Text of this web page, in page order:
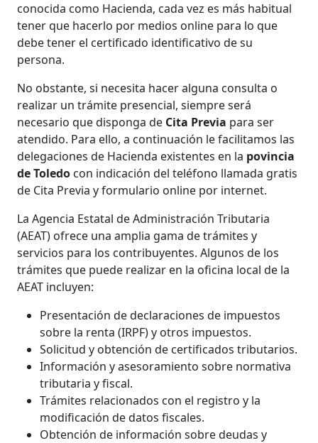
conocida como Hacienda, cada vez es más habitual
tener que hacerlo por medios online para lo que
debe tener el certificado identificativo de su
persona.
No obstante, si necesita hacer alguna consulta o
realizar un trámite presencial, siempre será
necesario que disponga de Cita Previa para ser
atendido. Para ello, a continuación le facilitamos las
delegaciones de Hacienda existentes en la povincia
de Toledo con indicación del teléfono llamada gratis
de Cita Previa y formulario online por internet.
La Agencia Estatal de Administración Tributaria
(AEAT) ofrece una amplia gama de trámites y
servicios para los contribuyentes. Algunos de los
trámites que puede realizar en la oficina local de la
AEAT incluyen:
Presentación de declaraciones de impuestos
sobre la renta (IRPF) y otros impuestos.
Solicitud y obtención de certificados tributarios.
Información y asesoramiento sobre normativa
tributaria y fiscal.
Trámites relacionados con el registro y la
modificación de datos fiscales.
Obtención de información sobre deudas y